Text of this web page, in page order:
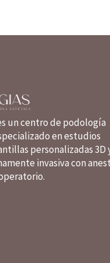
un centro de podología
en estudios
personalizadas 3D
invasiva con